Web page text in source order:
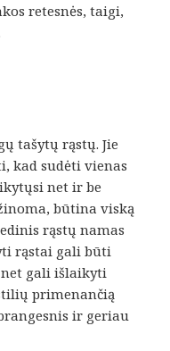
retesnės, taigi,
tašytų rąstų. Jie
kad sudėti vienas
net ir be
būtina viską
rąstų namas
rąstai gali būti
gali išlaikyti
primenančią
ir geriau